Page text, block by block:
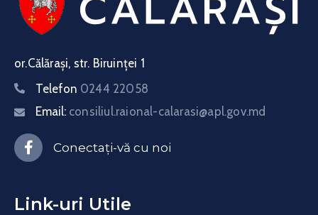
or.Călărași, str. Biruinței 1
Telefon 0244 22058
Email: consiliul.raional-calarasi@apl.gov.md
Conectați-vă cu noi
Link-uri Utile